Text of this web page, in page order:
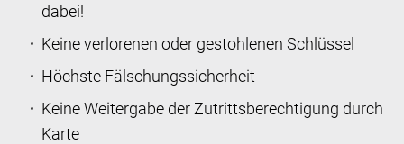
dabei!
Keine verlorenen oder gestohlenen Schlüssel
Höchste Fälschungssicherheit
Keine Weitergabe der Zutrittsberechtigung durch
Karte